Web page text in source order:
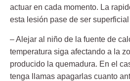
actuar en cada momento. La
esta lesión pase de ser
– Alejar al niño de la fuente de
temperatura siga afectando a la
producido la quemadura. En el
tenga llamas apagarlas cuanto